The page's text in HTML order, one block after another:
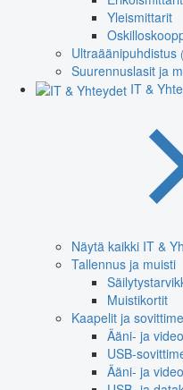
Yleismittarit
Ultraäänipuhdistus
Suurennuslasit ja
IT &
Näytä kaikki IT &
Tallennus ja muisti
Muistikortit
Kaapelit ja
Ääni- ja
USB-
Ääni- ja